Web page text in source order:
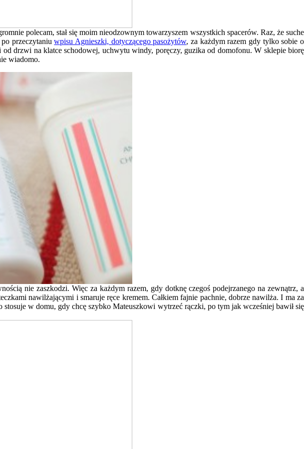
polecam, stał się moim nieodzownym towarzyszem wszystkich spacerów. Raz, że suche
po przeczytaniuwpisu Agnieszki, dotyczącego pasożytów, za każdym razem gdy tylko sobie o
drzwi na klatce schodowej, uchwytu windy, poręczy, guzika od domofonu. W sklepie biorę
wiadomo.
nie zaszkodzi. Więc za każdym razem, gdy dotknę czegoś podejrzanego na zewnątrz, a
nawilżającymi i smaruje ręce kremem. Całkiem fajnie pachnie, dobrze nawilża. I ma za
w domu, gdy chcę szybko Mateuszkowi wytrzeć rączki, po tym jak wcześniej bawił się